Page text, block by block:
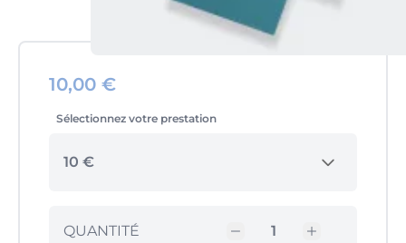
10,00 €
Sélectionnez votre prestation
10 €
QUANTITÉ